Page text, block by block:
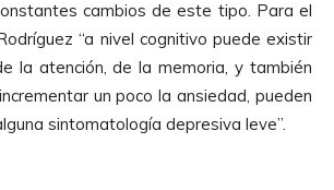
cambios de este tipo. Para el
“a nivel cognitivo puede existir
la atención, de la memoria, y también
un poco la ansiedad, pueden
sintomatología depresiva leve”.